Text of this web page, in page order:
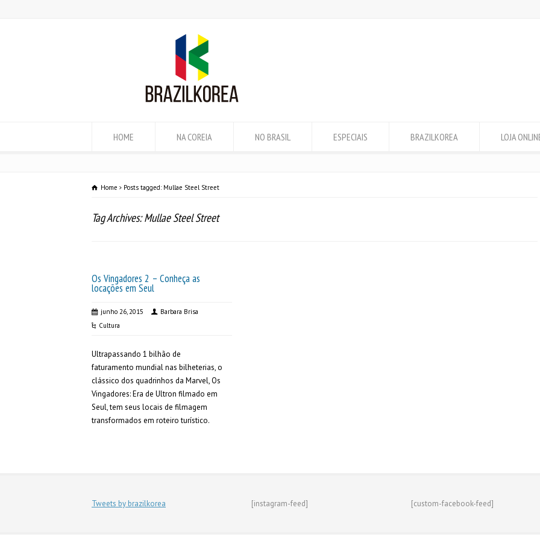
HOME NA COREIA NO BRASIL ESPECIAIS BRAZILKOREA LOJA
Home Posts tagged: Mullae Steel Street
Tag Archives: Mullae Steel Street
Os Vingadores 2 – Conheça as
locações em Seul
junho 26, 2015
Barbara Brisa
Cultura
Ultrapassando 1 bilhão de
faturamento mundial nas bilheterias, o
clássico dos quadrinhos da Marvel, Os
Vingadores: Era de Ultron filmado em
Seul, tem seus locais de filmagem
transformados em roteiro turístico.
Tweets by brazilkorea [instagram-feed] [custom-facebook-feed]